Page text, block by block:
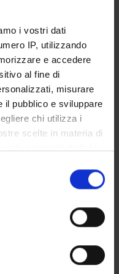
i vostri dati
IP, utilizzando
e accedere
al fine di
misurare
il pubblico e sviluppare
chi utilizza i
scelte in materia di
in qualsiasi
o facendo clic
tua posizione
di qualche